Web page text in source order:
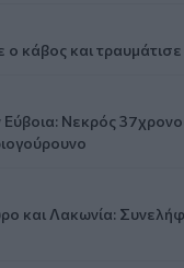
κάβος και τραυμάτισε
Νεκρός
και Λακωνία: